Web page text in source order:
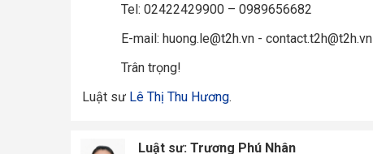
Tel: 02422429900 – 0989656682
E-mail: huong.le@t2h.vn - contact.t2h@t2h.vn
Trân trọng!
Luật sư Lê Thị Thu Hương.
Luật sư: Trương Phú Nhân